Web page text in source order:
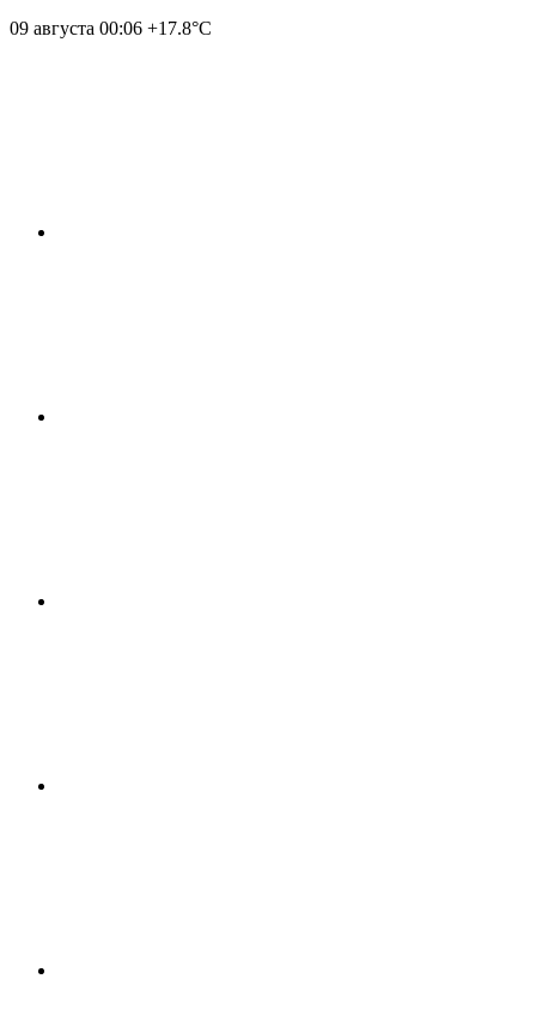
09 августа 00:06 +17.8°С